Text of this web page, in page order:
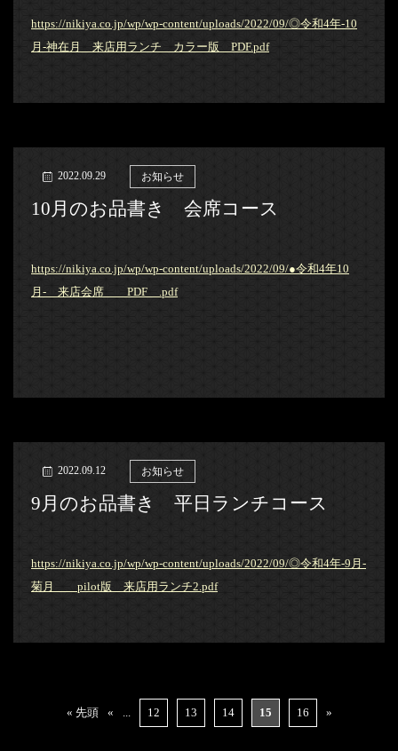
https://nikiya.co.jp/wp/wp-content/uploads/2022/09/◎令和4年-10
月-神在月 来店用ランチ カラー版 PDF.pdf
2022.09.29 お知らせ
10月のお品書き 会席コース
https://nikiya.co.jp/wp/wp-content/uploads/2022/09/●令和4年10
月- 来店会席 PDF .pdf
2022.09.12 お知らせ
9月のお品書き 平日ランチコース
https://nikiya.co.jp/wp/wp-content/uploads/2022/09/◎令和4年-9月-
菊月 pilot版 来店用ランチ2.pdf
« 先頭 « ... 12 13 14 15 16 »